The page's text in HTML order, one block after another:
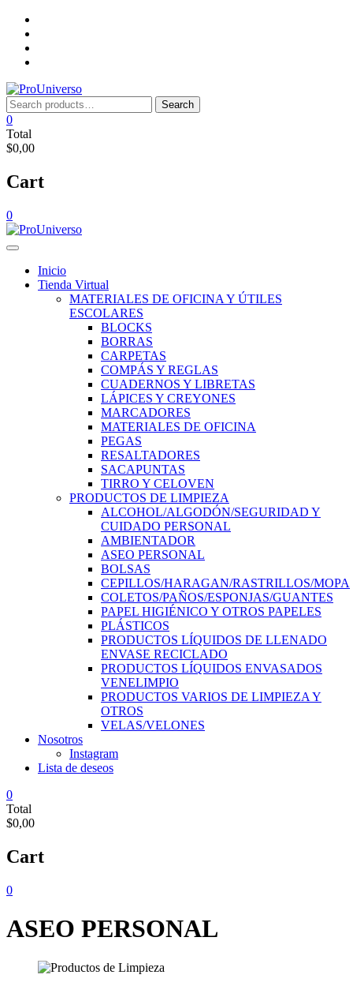
Saltar
contenido
deseos
Search
for:
Search
0
Total
$0,00
Cart
0
Inicio
Tienda Virtual
MATERIALES DE OFICINA Y ÚTILES
ESCOLARES
BLOCKS
BORRAS
CARPETAS
COMPÁS Y REGLAS
CUADERNOS Y LIBRETAS
LÁPICES Y CREYONES
MARCADORES
MATERIALES DE OFICINA
PEGAS
RESALTADORES
SACAPUNTAS
TIRRO Y CELOVEN
PRODUCTOS DE LIMPIEZA
ALCOHOL/ALGODÓN/SEGURIDAD Y
CUIDADO PERSONAL
AMBIENTADOR
ASEO PERSONAL
BOLSAS
CEPILLOS/HARAGAN/RASTRILLOS/MOPA
COLETOS/PAÑOS/ESPONJAS/GUANTES
PAPEL HIGIÉNICO Y OTROS PAPELES
PLÁSTICOS
PRODUCTOS LÍQUIDOS DE LLENADO
ENVASE RECICLADO
PRODUCTOS LÍQUIDOS ENVASADOS
VENELIMPIO
PRODUCTOS VARIOS DE LIMPIEZA Y
OTROS
VELAS/VELONES
Nosotros
Instagram
Lista de deseos
0
Total
$0,00
Cart
0
ASEO PERSONAL